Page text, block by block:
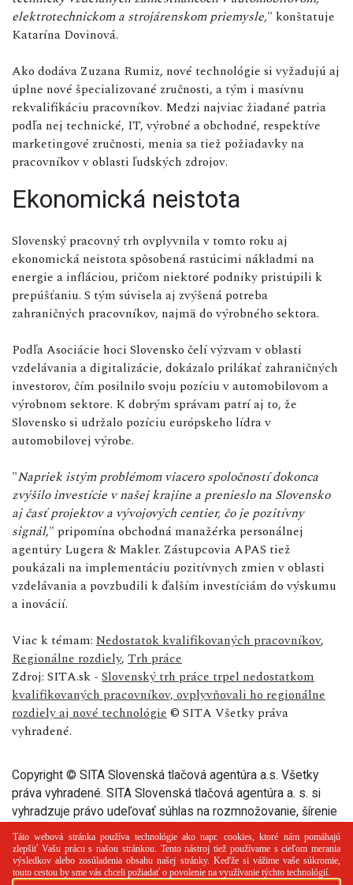
elektrotechnickom a strojárenskom priemysle," konštatuje
Katarína Dovinová.
Ako dodáva Zuzana Rumiz, nové technológie si vyžadujú aj
úplne nové špecializované zručnosti, a tým i masívnu
rekvalifikáciu pracovníkov. Medzi najviac žiadané patria
podľa nej technické, IT, výrobné a obchodné, respektíve
marketingové zručnosti, menia sa tiež požiadavky na
pracovníkov v oblasti ľudských zdrojov.
Ekonomická neistota
Slovenský pracovný trh ovplyvnila v tomto roku aj
ekonomická neistota spôsobená rastúcimi nákladmi na
energie a infláciou, pričom niektoré podniky pristúpili k
prepúšťaniu. S tým súvisela aj zvýšená potreba
zahraničných pracovníkov, najmä do výrobného sektora.
Podľa Asociácie hoci Slovensko čelí výzvam v oblasti
vzdelávania a digitalizácie, dokázalo prilákať zahraničných
investorov, čím posilnilo svoju pozíciu v automobilovom a
výrobnom sektore. K dobrým správam patrí aj to, že
Slovensko si udržalo pozíciu európskeho lídra v
automobilovej výrobe.
"Napriek istým problémom viacero spoločností dokonca
zvýšilo investície v našej krajine a prenieslo na Slovensko
aj časť projektov a vývojových centier, čo je pozitívny
signál," pripomína obchodná manažérka personálnej
agentúry Lugera & Makler. Zástupcovia APAS tiež
poukázali na implementáciu pozitívnych zmien v oblasti
vzdelávania a povzbudili k ďalším investíciám do výskumu
a inovácií.
Viac k témam: Nedostatok kvalifikovaných pracovníkov,
Regionálne rozdiely, Trh práce
Zdroj: SITA.sk - Slovenský trh práce trpel nedostatkom
kvalifikovaných pracovníkov, ovplyvňovali ho regionálne
rozdiely aj nové technológie © SITA Všetky práva
vyhradené.
Copyright © SITA Slovenská tlačová agentúra a.s. Všetky
práva vyhradené. SITA Slovenská tlačová agentúra a. s. si
vyhradzuje právo udeľovať súhlas na rozmnožovanie, šírenie